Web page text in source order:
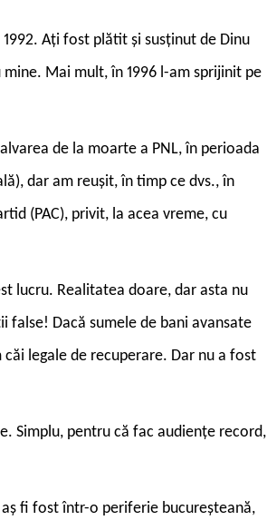
Ați fost plătit și susținut de Dinu
Mai mult, în 1996 l-am sprijinit pe
de la moarte a PNL, în perioada
dar am reușit, în timp ce dvs., în
(PAC), privit, la acea vreme, cu
lucru. Realitatea doare, dar asta nu
Dacă sumele de bani avansate
legale de recuperare. Dar nu a fost
Simplu, pentru că fac audiențe record,
fi fost într-o periferie bucureșteană,